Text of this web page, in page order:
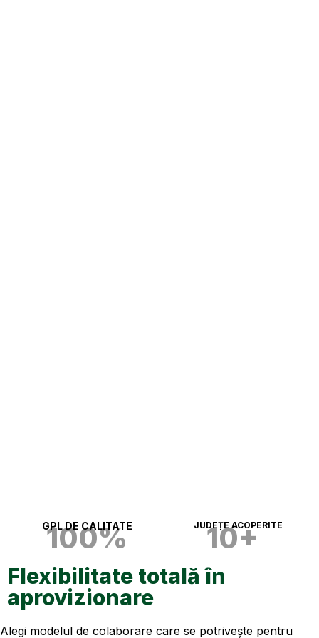
100%
GPL DE CALITATE 10+
JUDEȚE ACOPERITE
Flexibilitate totală în
aprovizionare
Alegi modelul de colaborare care se potrivește pentru